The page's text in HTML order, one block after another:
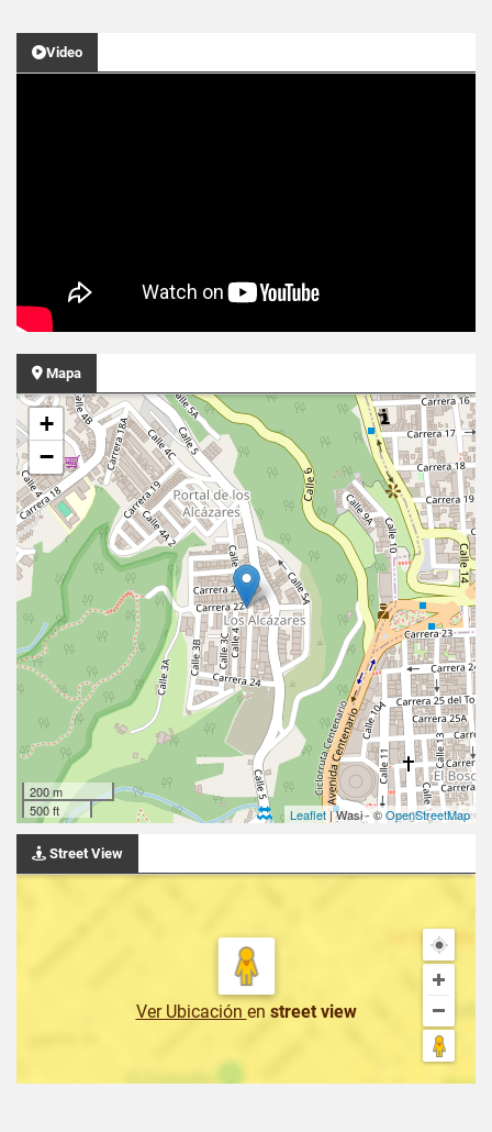
Video
Mapa
+
−
200 m
500 ft
Leaflet | Wasi - ©OpenStreetMap
Street View
Ver Ubicación en street view